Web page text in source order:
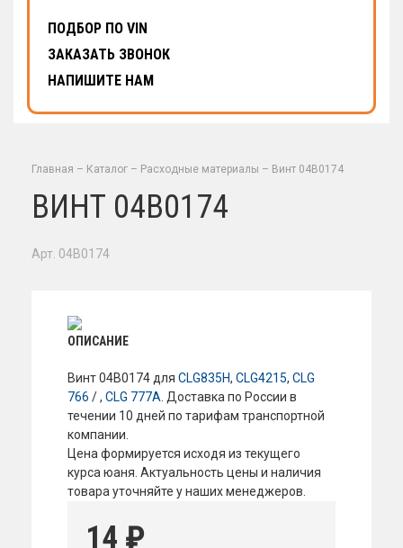
ПОДБОР ПО VIN
ЗАКАЗАТЬ ЗВОНОК
НАПИШИТЕ НАМ
Главная – Каталог – Расходные материалы – Винт 04B0174
ВИНТ 04B0174
Арт. 04B0174
ОПИСАНИЕ
Винт 04B0174 для CLG835H, CLG4215, CLG
766 / , CLG 777A . Доставка по России в
течении 10 дней по тарифам транспортной
компании.
Цена формируется исходя из текущего
курса юаня. Актуальность цены и наличия
товара уточняйте у наших менеджеров.
14 ₽